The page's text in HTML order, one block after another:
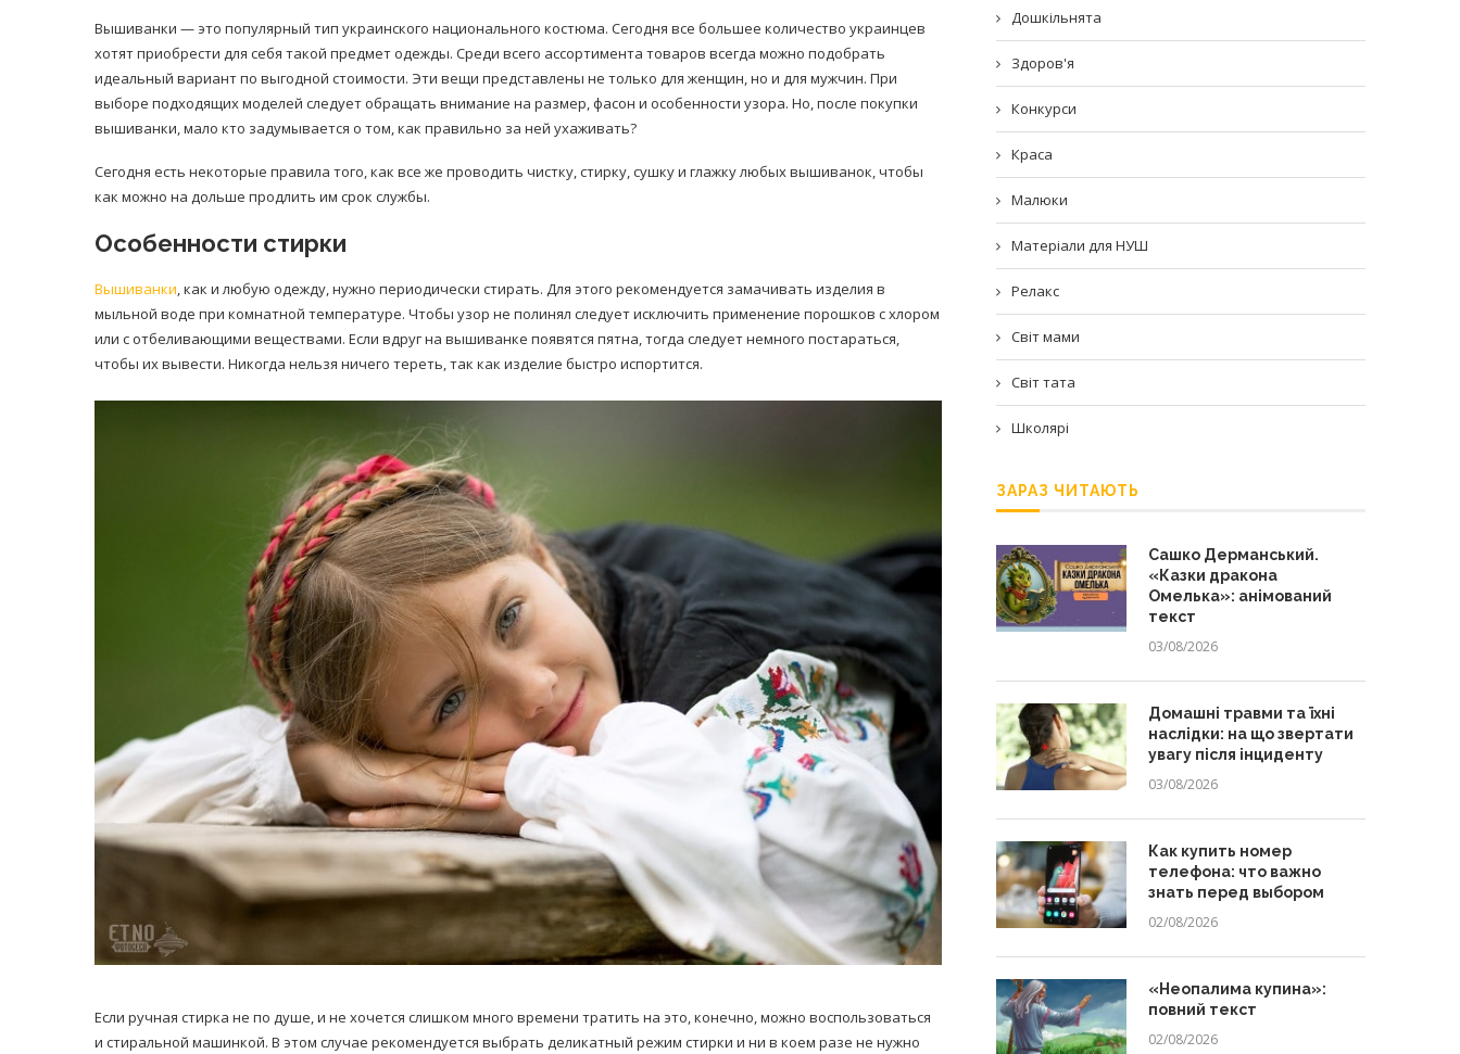
Вышиванки — это популярный тип украинского национального костюма. Сегодня все большее количество украинцев
хотят приобрести для себя такой предмет одежды. Среди всего ассортимента товаров всегда можно подобрать
идеальный вариант по выгодной стоимости. Эти вещи представлены не только для женщин, но и для мужчин. При
выборе подходящих моделей следует обращать внимание на размер, фасон и особенности узора. Но, после покупки
вышиванки, мало кто задумывается о том, как правильно за ней ухаживать?
Сегодня есть некоторые правила того, как все же проводить чистку, стирку, сушку и глажку любых вышиванок, чтобы
как можно на дольше продлить им срок службы.
Особенности стирки
Вышиванки, как и любую одежду, нужно периодически стирать. Для этого рекомендуется замачивать изделия в
мыльной воде при комнатной температуре. Чтобы узор не полинял следует исключить применение порошков с хлором
или с отбеливающими веществами. Если вдруг на вышиванке появятся пятна, тогда следует немного постараться,
чтобы их вывести. Никогда нельзя ничего тереть, так как изделие быстро испортится.
Если ручная стирка не по душе, и не хочется слишком много времени тратить на это, конечно, можно воспользоваться
и стиральной машинкой. В этом случае рекомендуется выбрать деликатный режим стирки и ни в коем разе не нужно
Дошкільнята
Здоров'я
Конкурси
Краса
Малюки
Матеріали для НУШ
Релакс
Світ мами
Світ тата
Школярі
ЗАРАЗ ЧИТАЮТЬ
Сашко Дерманський.
«Казки дракона
Омелька»: анімований
текст
03/08/2026
Домашні травми та їхні
наслідки: на що звертати
увагу після інциденту
03/08/2026
Как купить номер
телефона: что важно
знать перед выбором
02/08/2026
«Неопалима купина»:
повний текст
02/08/2026